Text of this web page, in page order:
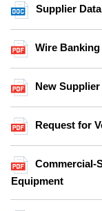
Supplier
Wire
New
Request for
Commercial-
Equipment